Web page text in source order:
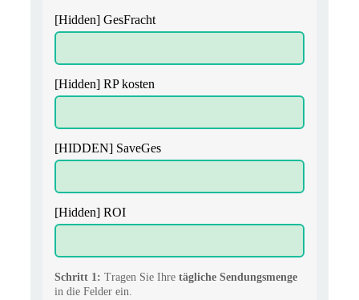
[Hidden] GesFracht
[Hidden] RP kosten
[HIDDEN] SaveGes
[Hidden] ROI
Schritt 1: Tragen Sie Ihre tägliche Sendungsmenge
in die Felder ein.